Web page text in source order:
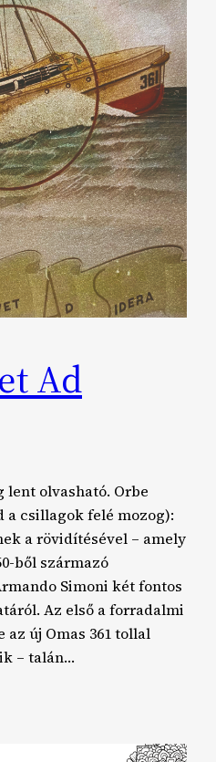
Ad
lent olvasható. Orbe
a csillagok felé mozog):
a rövidítésével – amely
ből származó
Simoni két fontos
Az első a forradalmi
az új Omas 361 tollal
– talán…